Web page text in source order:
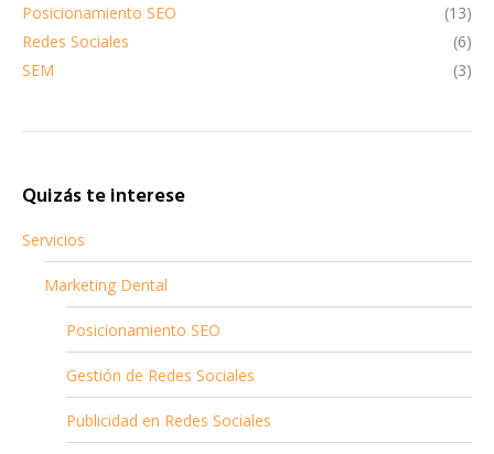
Posicionamiento SEO
(13)
Redes Sociales
(6)
SEM
(3)
Quizás te interese
Servicios
Marketing Dental
Posicionamiento SEO
Gestión de Redes Sociales
Publicidad en Redes Sociales